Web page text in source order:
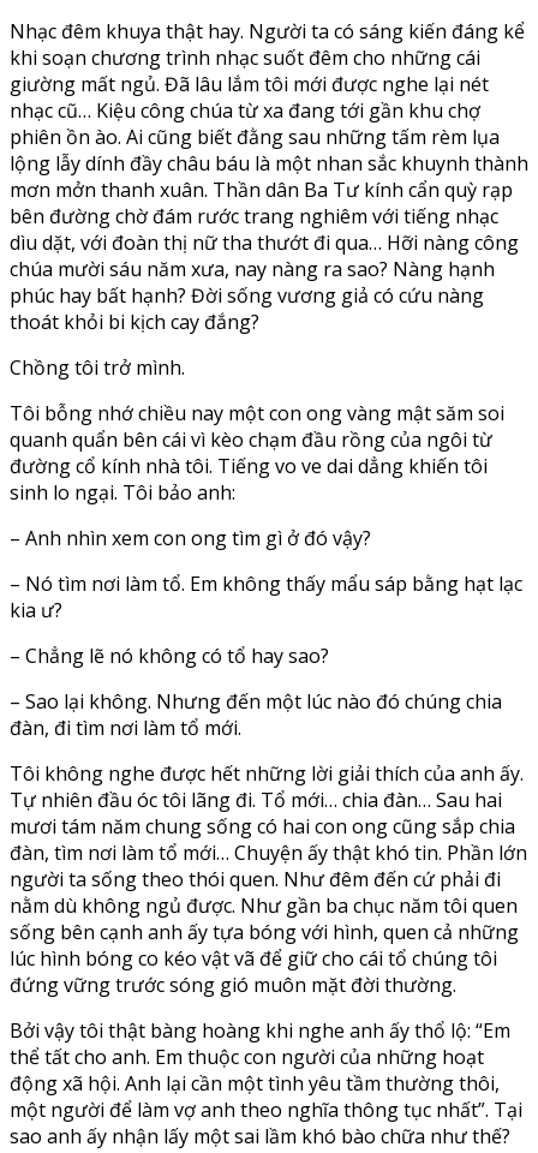
Nhạc đêm khuya thật hay. Người ta có sáng kiến đáng kể
khi soạn chương trình nhạc suốt đêm cho những cái
giường mất ngủ. Đã lâu lắm tôi mới được nghe lại nét
nhạc cũ… Kiệu công chúa từ xa đang tới gần khu chợ
phiên ồn ào. Ai cũng biết đằng sau những tấm rèm lụa
lộng lẫy dính đầy châu báu là một nhan sắc khuynh thành
mơn mởn thanh xuân. Thần dân Ba Tư kính cẩn quỳ rạp
bên đường chờ đám rước trang nghiêm với tiếng nhạc
dìu dặt, với đoàn thị nữ tha thướt đi qua… Hỡi nàng công
chúa mười sáu năm xưa, nay nàng ra sao? Nàng hạnh
phúc hay bất hạnh? Đời sống vương giả có cứu nàng
thoát khỏi bi kịch cay đắng?
Chồng tôi trở mình.
Tôi bỗng nhớ chiều nay một con ong vàng mật săm soi
quanh quẩn bên cái vì kèo chạm đầu rồng của ngôi từ
đường cổ kính nhà tôi. Tiếng vo ve dai dẳng khiến tôi
sinh lo ngại. Tôi bảo anh:
– Anh nhìn xem con ong tìm gì ở đó vậy?
– Nó tìm nơi làm tổ. Em không thấy mẩu sáp bằng hạt lạc
kia ư?
– Chẳng lẽ nó không có tổ hay sao?
– Sao lại không. Nhưng đến một lúc nào đó chúng chia
đàn, đi tìm nơi làm tổ mới.
Tôi không nghe được hết những lời giải thích của anh ấy.
Tự nhiên đầu óc tôi lãng đi. Tổ mới… chia đàn… Sau hai
mươi tám năm chung sống có hai con ong cũng sắp chia
đàn, tìm nơi làm tổ mới… Chuyện ấy thật khó tin. Phần lớn
người ta sống theo thói quen. Như đêm đến cứ phải đi
nằm dù không ngủ được. Như gần ba chục năm tôi quen
sống bên cạnh anh ấy tựa bóng với hình, quen cả những
lúc hình bóng co kéo vật vã để giữ cho cái tổ chúng tôi
đứng vững trước sóng gió muôn mặt đời thường.
Bởi vậy tôi thật bàng hoàng khi nghe anh ấy thổ lộ: “Em
thể tất cho anh. Em thuộc con người của những hoạt
động xã hội. Anh lại cần một tình yêu tầm thường thôi,
một người để làm vợ anh theo nghĩa thông tục nhất”. Tại
sao anh ấy nhận lấy một sai lầm khó bào chữa như thế?